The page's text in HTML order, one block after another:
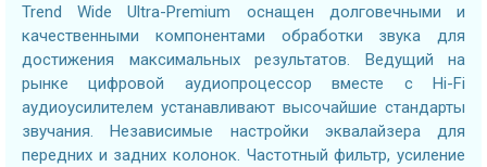
Trend Wide Ultra-Premium оснащен долговечными и
качественными компонентами обработки звука для
достижения максимальных результатов. Ведущий на
рынке цифровой аудиопроцессор вместе с Hi-Fi
аудиоусилителем устанавливают высочайшие стандарты
звучания. Независимые настройки эквалайзера для
передних и задних колонок. Частотный фильтр, усиление